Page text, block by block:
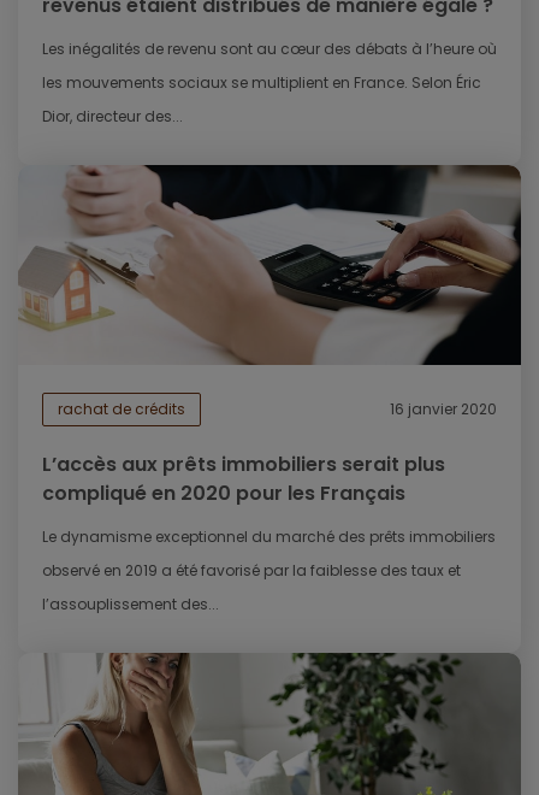
revenus étaient distribués de manière égale ?
Les inégalités de revenu sont au cœur des débats à l’heure où
les mouvements sociaux se multiplient en France. Selon Éric
Dior, directeur des...
rachat de crédits 16 janvier 2020
L’accès aux prêts immobiliers serait plus
compliqué en 2020 pour les Français
Le dynamisme exceptionnel du marché des prêts immobiliers
observé en 2019 a été favorisé par la faiblesse des taux et
l’assouplissement des...